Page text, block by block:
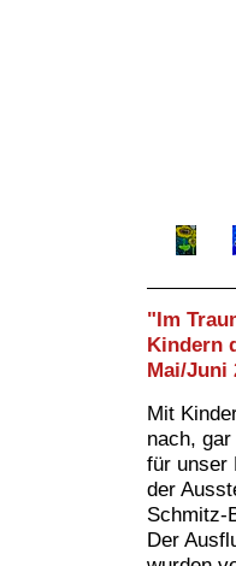
"Im
Kindern
Mai/Juni
Mit
nach,
für
der
Schmitz-
Der